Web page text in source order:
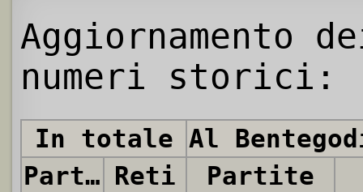
Aggiornamento
numeri storici:
In totale Al
Partite Reti Partite